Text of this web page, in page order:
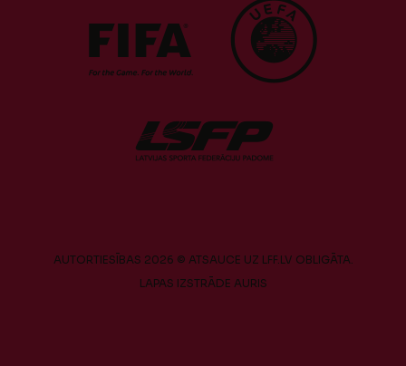
AUTORTIESĪBAS 2026 © ATSAUCE UZ LFF.LV OBLIGĀTA.
LAPAS IZSTRĀDE AURIS